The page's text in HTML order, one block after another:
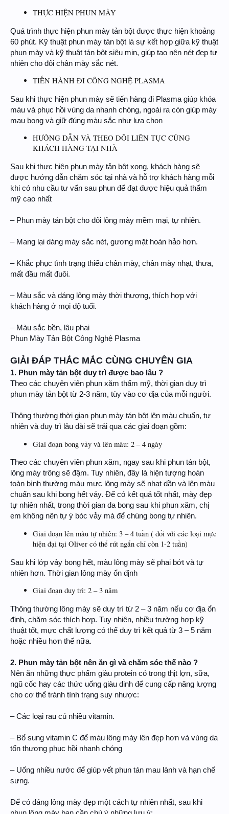
THỰC HIỆN PHUN MÀY
Quá trình thực hiện phun mày tản bột được thực hiện khoảng
60 phút. Kỹ thuật phun mày tán bột là sự kết hợp giữa kỹ thuật
phun mày và kỹ thuật tán bột siêu mịn, giúp tạo nên nét đẹp tự
nhiên cho đôi chân mày sắc nét.
TIẾN HÀNH ĐI CÔNG NGHỆ PLASMA
Sau khi thực hiện phun mày sẽ tiến hàng đi Plasma giúp khóa
màu và phục hồi vùng da nhanh chóng, ngoài ra còn giúp mày
mau bong và giữ đúng màu sắc như lựa chọn
HƯỚNG DẪN VÀ THEO DÕI LIÊN TỤC CÙNG
KHÁCH HÀNG TẠI NHÀ
Sau khi thực hiện phun mày tản bột xong, khách hàng sẽ
được hướng dẫn chăm sóc tại nhà và hỗ trợ khách hàng mỗi
khi có nhu cầu tư vấn sau phun để đạt được hiệu quả thẩm
mỹ cao nhất
– Phun mày tán bột cho đôi lông mày mềm mại, tự nhiên.
– Mang lại dáng mày sắc nét, gương mặt hoàn hảo hơn.
– Khắc phục tình trạng thiếu chân mày, chân mày nhạt, thưa,
mất đầu mất đuôi.
– Màu sắc và dáng lông mày thời thượng, thích hợp với
khách hàng ở mọi độ tuổi.
– Màu sắc bền, lâu phai
Phun Mày Tản Bột Công Nghệ Plasma
GIẢI ĐÁP THẮC MẮC CÙNG CHUYÊN GIA
1. Phun mày tản bột duy trì được bao lâu ?
Theo các chuyên viên phun xăm thẩm mỹ, thời gian duy trì
phun mày tản bột từ 2-3 năm, tùy vào cơ địa của mỗi người.
Thông thường thời gian phun mày tán bột lên màu chuẩn, tự
nhiên và duy trì lâu dài sẽ trải qua các giai đoạn gồm:
Giai đoạn bong vảy và lên màu: 2 – 4 ngày
Theo các chuyên viên phun xăm, ngay sau khi phun tán bột,
lông mày trông sẽ đậm. Tuy nhiên, đây là hiện tượng hoàn
toàn bình thường màu mực lông mày sẽ nhạt dần và lên màu
chuẩn sau khi bong hết vảy. Để có kết quả tốt nhất, mày đẹp
tự nhiên nhất, trong thời gian da bong sau khi phun xăm, chị
em không nên tự ý bóc vảy mà để chúng bong tự nhiên.
Giai đoạn lên màu tự nhiên: 3 – 4 tuần ( đối với các loại mực
hiện đại tại Oliver có thể rút ngắn chỉ còn 1-2 tuần)
Sau khi lớp vảy bong hết, màu lông mày sẽ phai bớt và tự
nhiên hơn. Thời gian lông mày ổn định
Giai đoạn duy trì: 2 – 3 năm
Thông thường lông mày sẽ duy trì từ 2 – 3 năm nếu cơ địa ổn
định, chăm sóc thích hợp. Tuy nhiên, nhiều trường hợp kỹ
thuật tốt, mực chất lượng có thể duy trì kết quả từ 3 – 5 năm
hoặc nhiều hơn thế nữa.
2. Phun mày tản bột nên ăn gì và chăm sóc thế nào ?
Nên ăn những thực phẩm giàu protein có trong thịt lợn, sữa,
ngũ cốc hay các thức uống giàu dinh để cung cấp năng lượng
cho cơ thể tránh tình trạng suy nhược:
– Các loại rau củ nhiều vitamin.
– Bổ sung vitamin C để màu lông mày lên đẹp hơn và vùng da
tổn thương phục hồi nhanh chóng
– Uống nhiều nước để giúp vết phun tán mau lành và hạn chế
sưng.
Để có dáng lông mày đẹp một cách tự nhiên nhất, sau khi